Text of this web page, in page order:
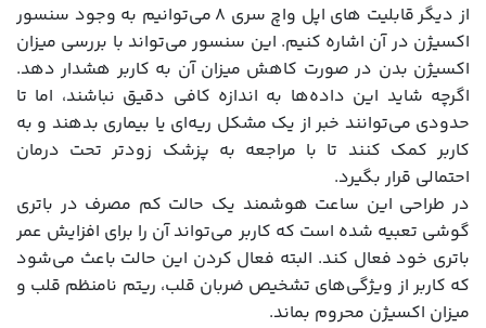
از دیگر قابلیت های اپل واچ سری 8 می‌توانیم به وجود سنسور
اکسیژن در آن اشاره کنیم. این سنسور می‌تواند با بررسی میزان
اکسیژن بدن در صورت کاهش میزان آن به کاربر هشدار دهد.
اگرچه شاید این داده‌ها به اندازه کافی دقیق نباشند، اما تا
حدودی می‌توانند خبر از یک مشکل ریه‌ای یا بیماری بدهند و به
کاربر کمک کنند تا با مراجعه به پزشک زودتر تحت درمان
احتمالی قرار بگیرد.
در طراحی این ساعت هوشمند یک حالت کم مصرف در باتری
گوشی تعبیه شده است که کاربر می‌تواند آن را برای افزایش عمر
باتری خود فعال کند. البته فعال کردن این حالت باعث می‌شود
که کاربر از ویژگی‌های تشخیص ضربان قلب، ریتم نامنظم قلب و
میزان اکسیژن محروم بماند.